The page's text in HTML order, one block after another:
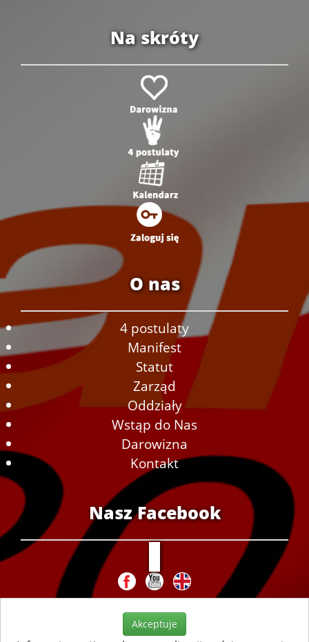
Na skróty
O nas
4 postulaty
Manifest
Statut
Zarząd
Oddziały
Wstąp do Nas
Darowizna
Kontakt
Nasz Facebook
Akceptuje